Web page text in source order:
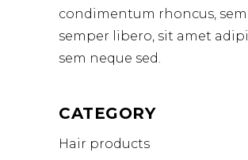
condimentum rhoncus,
semper libero, sit amet
sem neque sed.
CATEGORY
Hair products